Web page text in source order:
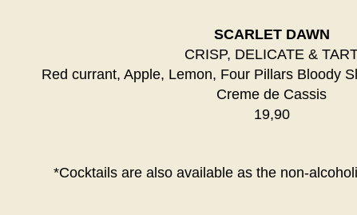
SCARLET DAWN
CRISP, DELICATE &
Red currant, Apple, Lemon, Four Pillars Bloody
Creme de Cassis
19,90
*Cocktails are also available as the non-